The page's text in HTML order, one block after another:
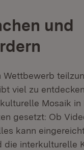
und
Wettbewerb
viel zu
Mosaik in
gesetzt: Ob
kann
die interkulturelle